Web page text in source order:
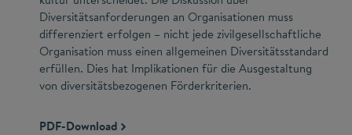
Diversitätsanforderungen an Organisationen muss
differenziert erfolgen – nicht jede zivilgesellschaftliche
Organisation muss einen allgemeinen Diversitätsstandard
erfüllen. Dies hat Implikationen für die Ausgestaltung
von diversitätsbezogenen Förderkriterien.
PDF-Download